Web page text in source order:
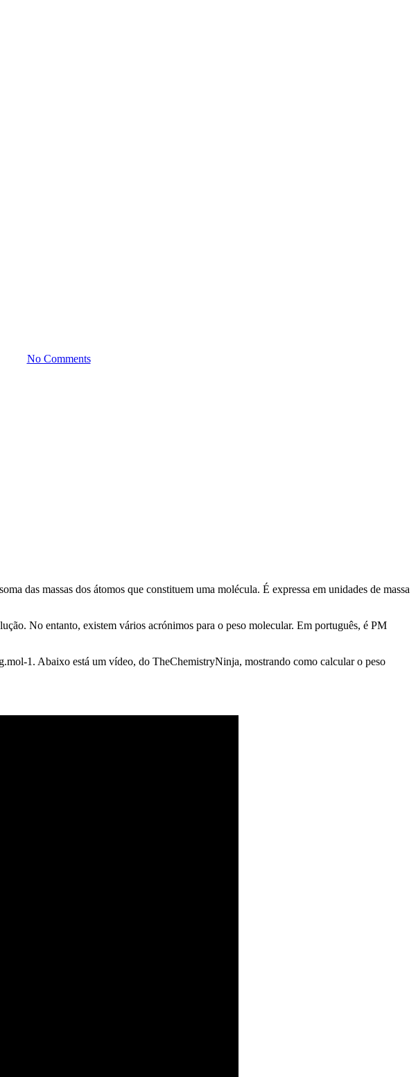
No Comments
das massas dos átomos que constituem uma molécula. É expressa em unidades de massa
No entanto, existem vários acrónimos para o peso molecular. Em português, é PM
1. Abaixo está um vídeo, do TheChemistryNinja, mostrando como calcular o peso